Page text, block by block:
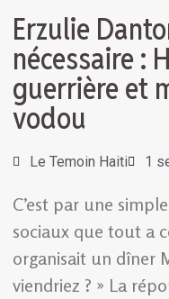
Erzulie
nécessaire :
guerrière et
vodou
Le Temoin Haiti 1
C’est par une
sociaux que tout a
organisait un dîner
viendriez ? » La